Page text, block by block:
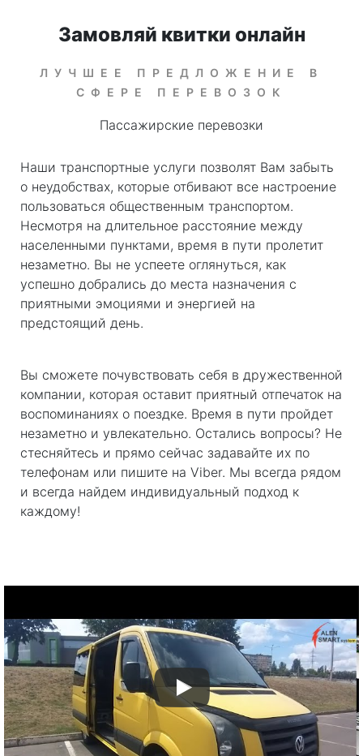
Замовляй квитки онлайн
ЛУЧШЕЕ ПРЕДЛОЖЕНИЕ В
СФЕРЕ ПЕРЕВОЗОК
Пассажирские перевозки
Наши транспортные услуги позволят Вам забыть
о неудобствах, которые отбивают все настроение
пользоваться общественным транспортом.
Несмотря на длительное расстояние между
населенными пунктами, время в пути пролетит
незаметно. Вы не успеете оглянуться, как
успешно добрались до места назначения с
приятными эмоциями и энергией на
предстоящий день.
Вы сможете почувствовать себя в дружественной
компании, которая оставит приятный отпечаток на
воспоминаниях о поездке. Время в пути пройдет
незаметно и увлекательно. Остались вопросы? Не
стесняйтесь и прямо сейчас задавайте их по
телефонам или пишите на Viber. Мы всегда рядом
и всегда найдем индивидуальный подход к
каждому!